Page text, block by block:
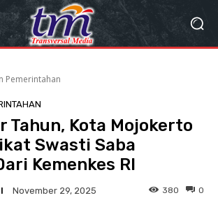
Pemerintahan
Tahun, Kota Mojokerto
Swasti Saba
Kemenkes RI
November 29, 2025 0
380